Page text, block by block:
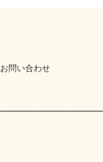
お問い合わせ